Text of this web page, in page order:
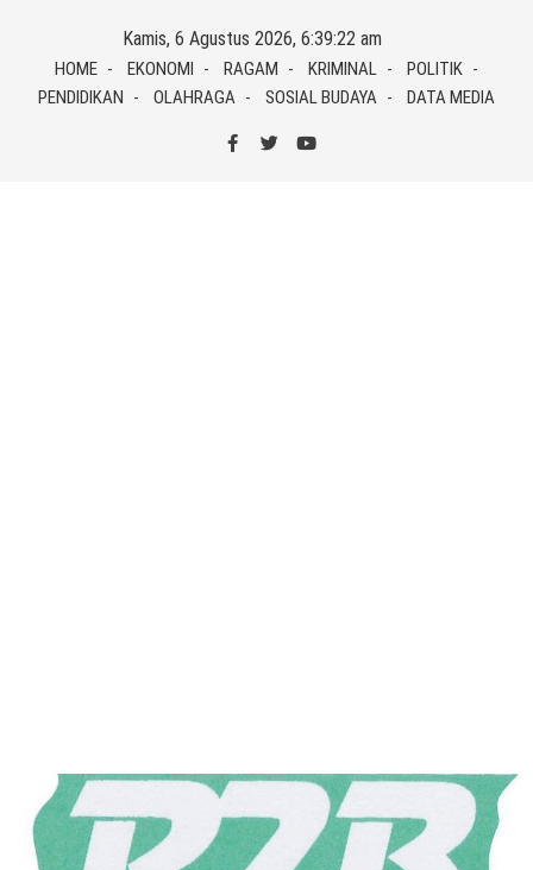
content
Kamis, 6 Agustus 2026, 6:39:23 am
HOME EKONOMI RAGAM KRIMINAL
POLITIK
PENDIDIKAN
OLAHRAGA SOSIAL BUDAYA DATA MEDIA